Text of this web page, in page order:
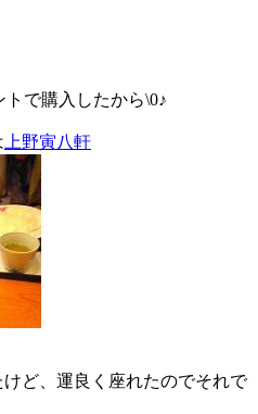
で購入したから\0♪
上野寅八軒
ど、運良く座れたのでそれで